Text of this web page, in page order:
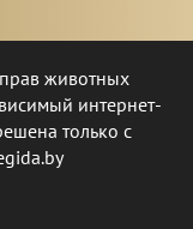
животных
интернет-
только с